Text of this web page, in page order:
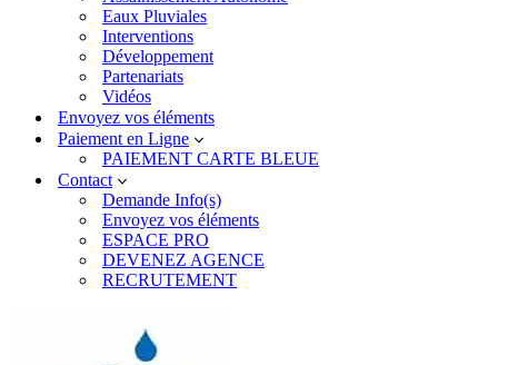
Eaux Pluviales
Interventions
Développement
Partenariats
Vidéos
Envoyez vos éléments
Paiement en Ligne
PAIEMENT CARTE BLEUE
Contact
Demande Info(s)
Envoyez vos éléments
ESPACE PRO
DEVENEZ AGENCE
RECRUTEMENT